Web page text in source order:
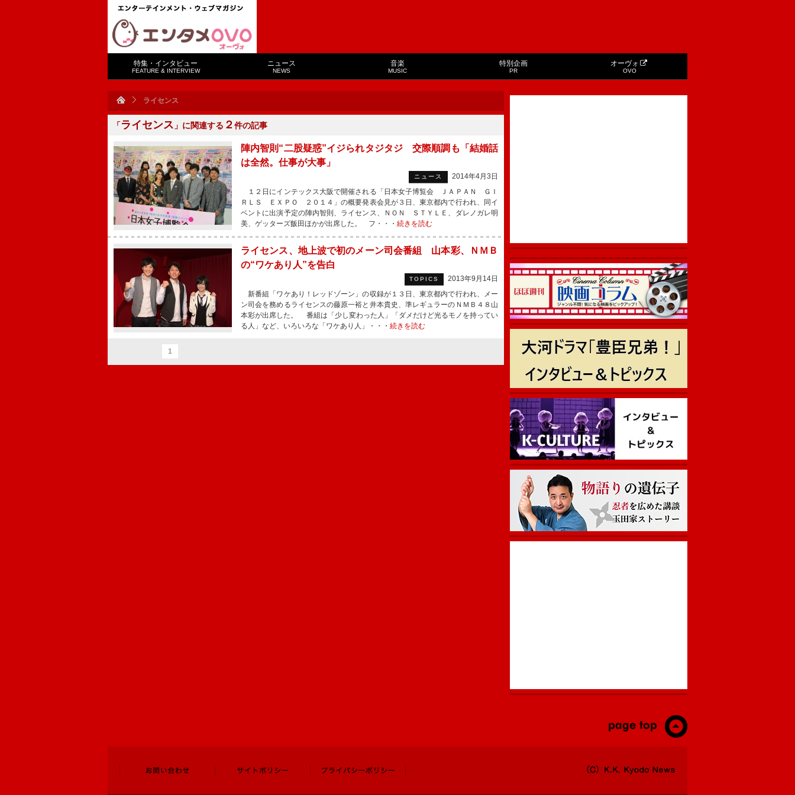
特集・インタビュー
FEATURE & INTERVIEW
ニュース
NEWS
音楽
MUSIC
特別企画
PR
オーヴォ
OVO
ライセンス
「ライセンス 」に関連する ２件の記事
陣内智則“二股疑惑”イジられタジタジ 交際順調も「結婚話
は全然。仕事が大事」
ニュース
2014年4月3日
１２日にインテックス大阪で開催される「日本女子博覧会 ＪＡＰＡＮ ＧＩ
ＲＬＳ ＥＸＰＯ ２０１４」の概要発表会見が３日、東京都内で行われ、同イ
ベントに出演予定の陣内智則、ライセンス、ＮＯＮ ＳＴＹＬＥ、ダレノガレ明
美、ゲッターズ飯田ほかが出席した。 フ・・・ 続きを読む
ライセンス、地上波で初のメーン司会番組 山本彩、ＮＭＢ
の“ワケあり人”を告白
TOPICS
2013年9月14日
新番組「ワケあり！レッドゾーン」の収録が１３日、東京都内で行われ、メー
ン司会を務めるライセンスの藤原一裕と井本貴史、準レギュラーのＮＭＢ４８山
本彩が出席した。 番組は「少し変わった人」「ダメだけど光るモノを持ってい
る人」など、いろいろな「ワケあり人」・・・ 続きを読む
1